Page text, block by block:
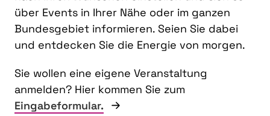
über Events in Ihrer Nähe oder im ganzen
Bundesgebiet informieren. Seien Sie dabei
und entdecken Sie die Energie von morgen.
Sie wollen eine eigene Veranstaltung
anmelden? Hier kommen Sie zum
Eingabeformular.